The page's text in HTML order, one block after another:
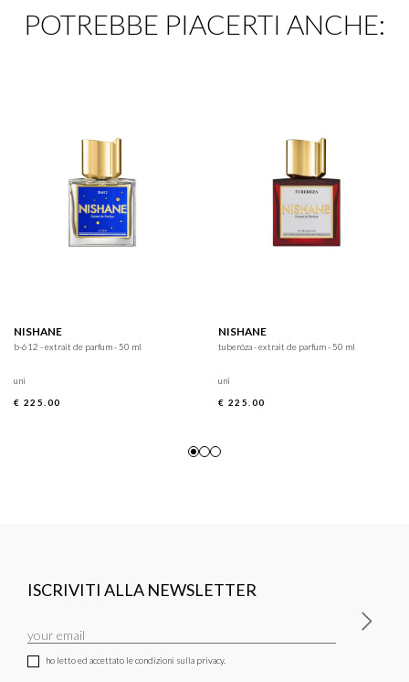
POTREBBE PIACERTI ANCHE:
NISHANE
b-612 - extrait de parfum - 50 ml
uni
€ 225.00
NISHANE
tuberóza - extrait de parfum - 50 ml
uni
€ 225.00
ISCRIVITI ALLA NEWSLETTER
ho letto ed accettato le condizioni sulla privacy.